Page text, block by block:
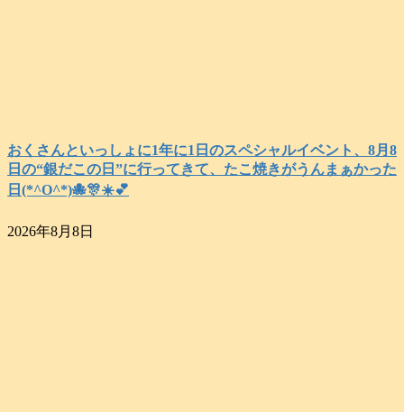
おくさんといっしょに1年に1日のスペシャルイベント、8月8
日の“銀だこの日”に行ってきて、たこ焼きがうんまぁかった
日(*^O^*)🐙🎊☀️💕
2026年8月8日